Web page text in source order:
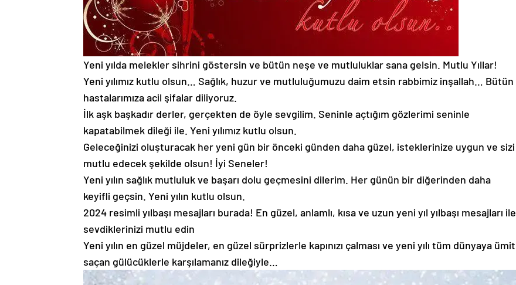
Yeni yılda melekler sihrini göstersin ve bütün neşe ve mutluluklar sana gelsin. Mutlu Yıllar!
Yeni yılımız kutlu olsun… Sağlık, huzur ve mutluluğumuzu daim etsin rabbimiz inşallah… Bütün
hastalarımıza acil şifalar diliyoruz.
İlk aşk başkadır derler, gerçekten de öyle sevgilim. Seninle açtığım gözlerimi seninle
kapatabilmek dileği ile. Yeni yılımız kutlu olsun.
Geleceğinizi oluşturacak her yeni gün bir önceki günden daha güzel, isteklerinize uygun ve sizi
mutlu edecek şekilde olsun! İyi Seneler!
Yeni yılın sağlık mutluluk ve başarı dolu geçmesini dilerim. Her günün bir diğerinden daha
keyifli geçsin. Yeni yılın kutlu olsun.
2024 resimli yılbaşı mesajları burada! En güzel, anlamlı, kısa ve uzun yeni yıl yılbaşı mesajları ile
sevdiklerinizi mutlu edin
Yeni yılın en güzel müjdeler, en güzel sürprizlerle kapınızı çalması ve yeni yılı tüm dünyaya ümit
saçan gülücüklerle karşılamanız dileğiyle…